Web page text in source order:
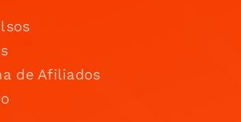
de Afiliados